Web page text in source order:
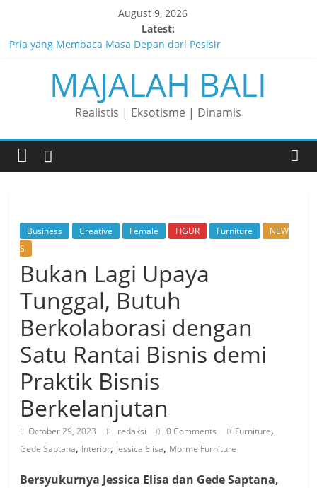
content
August 9, 2026
Latest:
Pria yang Membaca Masa Depan dari Pesisir
Membaca Peluang, Menaklukkan Tantangan, dan Membangun
Bisnis Peternakan yang Berkelanjutan
Lelaki yang Mengubah Garis Menjadi Masa Depan
Matahari yang Lahir di Pulau Dewata
Perjalanan Panjang di Balik Rasa yang Dicintai Banyak Orang
MAJALAH BALI
Realistis | Eksotisme | Dinamis
Business Creative Female FIGUR Furniture
NEW
S
Bukan Lagi Upaya
Tunggal, Butuh
Berkolaborasi dengan
Satu Rantai Bisnis demi
Praktik Bisnis
Berkelanjutan
October 29, 2023 redaksi 0 Comments Furniture,
Gede Saptana, Interior, Jessica Elisa, Morme Furniture
Bersyukurnya Jessica Elisa dan Gede Saptana,